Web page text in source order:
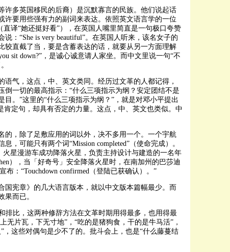
许多英国移民的后裔）是沉默寡言的民族。他们说起话
许要用些强有力的副词来表达。依照英文语言学的一位
直译“她还挺好看”），在英国人嘴里简直是一句极口夸赞
：“She is very beautiful”。在英国人听来，该名女子的
较直截了当，要是含蓄表达的话，就要从另一方面理解
sit down?”，是诚心诚意请人家坐。而中文里说一句“不
气，这点，中、英文类同。经历过文革的人都记得，
倒一切的最高指示：“什么三项指示为纲？安定团结不是
。”这里的“什么三项指示为纲？”，就是对邓小平提出
肯定句，却具有否定的力量。这点，中、英文也类似。中
的，除了足敷应用的词以外，决不多用一个。一个宇航
，可能只有两个词“Mission completed”（使命完成）。
火星漫游车成功降落火星，负责主持设计与建造的一名年
），当「好奇号」安全降落火星时，在南加州的巴莎迪
布：“Touchdown confirmed（登陆已获确认）。”
国宪章》的几大语言版本，就以中文版本篇幅最少。而
果而已。
排比，这两种修辞方法在文革时期用得最多，也用得最
无片瓦，下无寸地”，“吃的是猪狗食，干的是牛马活”，
，这些对偶句是少不了的。批斗会上，也是“什么藤蔓结